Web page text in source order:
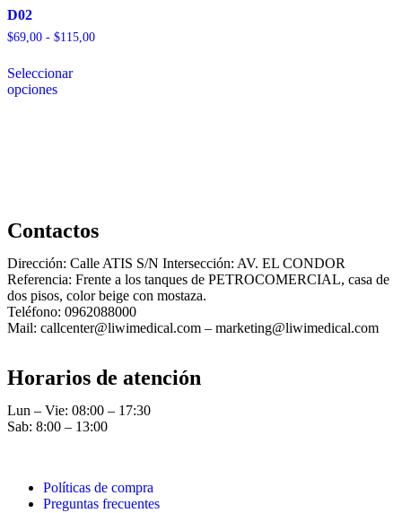
D02
$69,00 - $115,00
Seleccionar
opciones
Contactos
Dirección: Calle ATIS S/N Intersección: AV. EL CONDOR
Referencia: Frente a los tanques de PETROCOMERCIAL, casa de
dos pisos, color beige con mostaza.
Teléfono: 0962088000
Mail: callcenter@liwimedical.com – marketing@liwimedical.com
Horarios de atención
Lun – Vie: 08:00 – 17:30
Sab: 8:00 – 13:00
Políticas de compra
Preguntas frecuentes